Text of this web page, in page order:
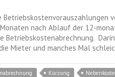
nach Ablauf der 12-
Betriebskostenabrechnung.
Mieter und manches Mal
Kürzung